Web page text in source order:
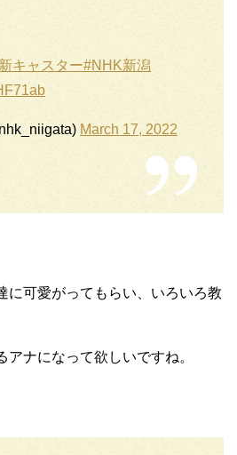
キャスター#NHK新潟
March 17, 2022
に可愛がってもらい、いろいろ教
ナになって欲しいですね。